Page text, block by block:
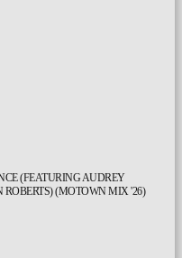
(FEATURING AUDREY
(MOTOWN MIX '26)